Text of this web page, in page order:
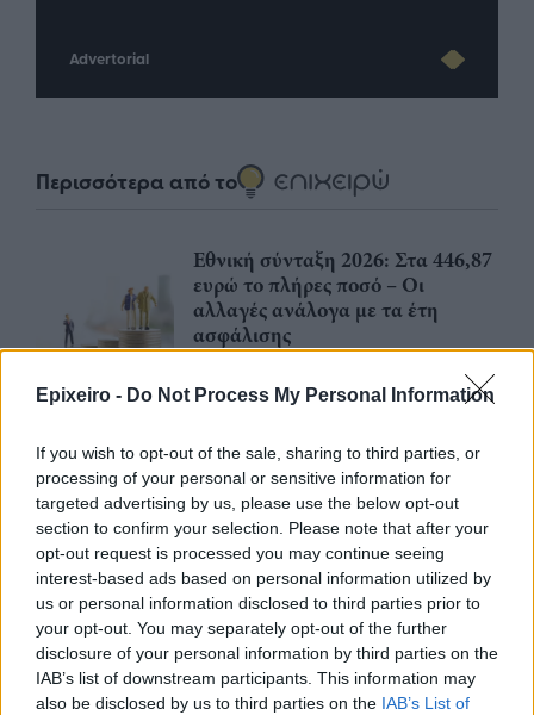
Epixeiro - Do Not Process My Personal Information
If you wish to opt-out of the sale, sharing to third parties, or
processing of your personal or sensitive information for
targeted advertising by us, please use the below opt-out
section to confirm your selection. Please note that after your
opt-out request is processed you may continue seeing
interest-based ads based on personal information utilized by
us or personal information disclosed to third parties prior to
your opt-out. You may separately opt-out of the further
disclosure of your personal information by third parties on the
IAB’s list of downstream participants. This information may
also be disclosed by us to third parties on the IAB’s List of
Advertorial
Περισσότερα από το
Εθνική σύνταξη 2026: Στα 446,87
ευρώ το πλήρες ποσό – Οι
αλλαγές ανάλογα με τα έτη
ασφάλισης
2.000 άτομα στη ζωντανή
μετάδοση, ποιες οι μεγάλες
αλλαγές της νέας πλατφόρμας
07/08/26|14:00
ΑΑΔΕ: Αιτήσεις για ενίσχυση de
minimis αναφορικά με δυσμενείς
καιρικές συνθήκες, παγετό και
λειψυδρία
07/08/26|11:06